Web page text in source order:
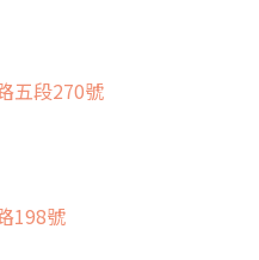
五段270號
198號